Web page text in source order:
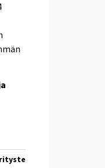
liikevaihtoennakko